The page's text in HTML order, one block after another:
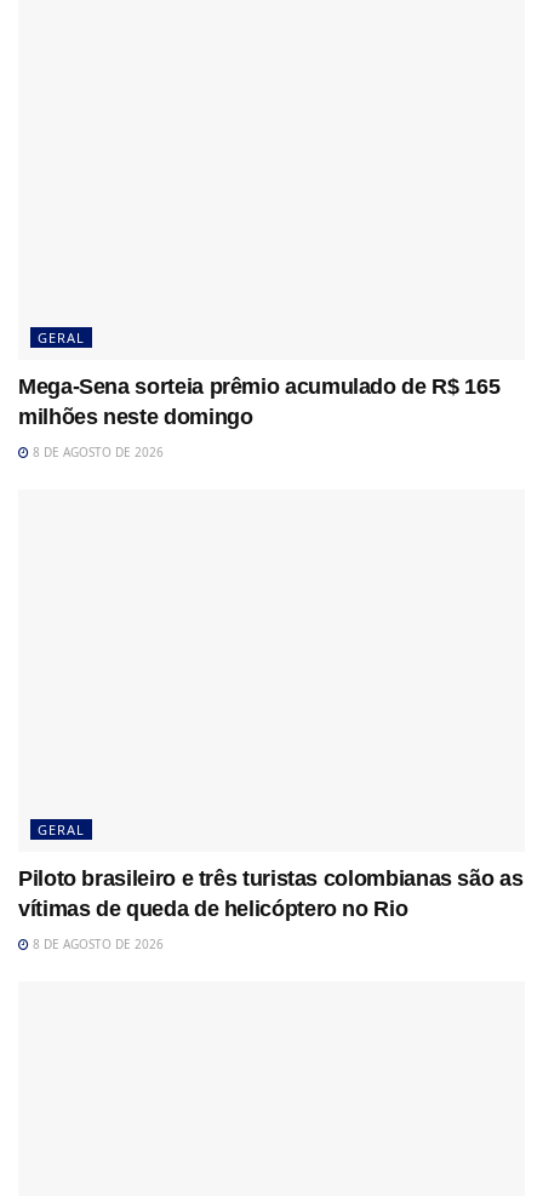
GERAL
Mega-Sena sorteia prêmio acumulado de R$ 165
milhões neste domingo
8 DE AGOSTO DE 2026
GERAL
Piloto brasileiro e três turistas colombianas são as
vítimas de queda de helicóptero no Rio
8 DE AGOSTO DE 2026